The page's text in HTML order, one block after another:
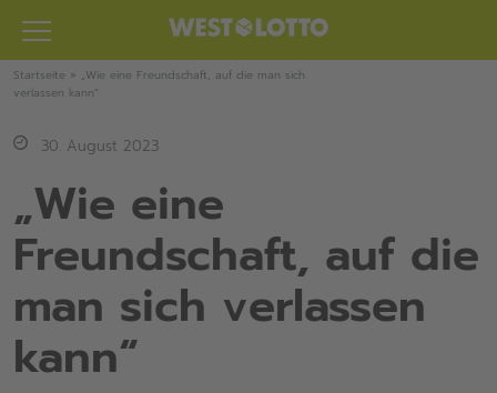
Zum
Inhalt
springen
Startseite » „Wie eine Freundschaft, auf die man sich
verlassen kann“
30. August 2023
„Wie eine
Freundschaft, auf die
man sich verlassen
kann“